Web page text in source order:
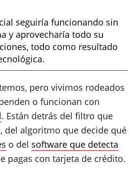
seguiría funcionando sin
y aprovecharía todo su
todo como resultado
pero vivimos rodeados
o funcionan con
. Están detrás del filtro que
del algoritmo que decide qué
o del software que detecta
pagas con tarjeta de crédito.